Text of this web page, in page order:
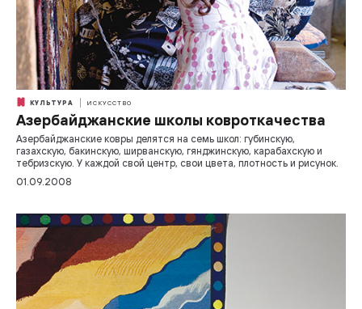
КУЛЬТУРА ИСКУССТВО
Азербайджанские школы ковроткачества
Азербайджанские ковры делятся на семь школ: губинскую,
газахскую, бакинскую, ширванскую, гянджинскую, карабахскую и
тебризскую. У каждой свой центр, свои цвета, плотность и рисунок.
01.09.2008